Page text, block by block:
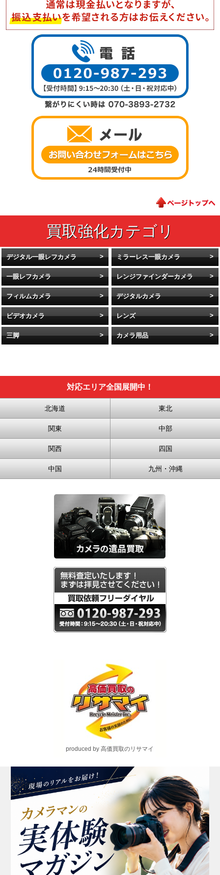
デジタル一眼レフカメラ ミラーレス一眼カメラ
一眼レフカメラ レンジファインダーカメラ
フィルムカメラ デジタルカメラ
ビデオカメラ レンズ
三脚 カメラ用品
対応エリア全国展開中！
北海道 東北
関東 中部
関西 四国
中国 九州・沖縄
produced by 高価買取のリサマイ